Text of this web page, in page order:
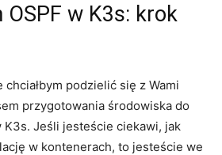
OSPF w K3s: krok
podzielić ‌się z Wami
przygotowania‌ środowiska do
K3s. Jeśli jesteście ciekawi, jak
w kontenerach, to⁢ jesteście we